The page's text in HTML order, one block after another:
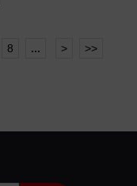
8 ... > >>